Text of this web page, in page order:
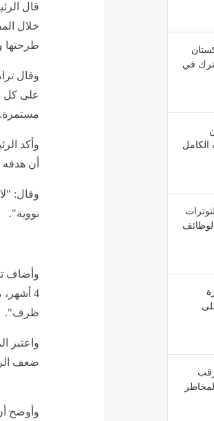
في
الكامل
قال
خلال
طرحتها
وقال
على كل
مستمرة.
وأكد
أن
وقال:
نووية".
وأضاف
4
ظرف".
ضعف
وأوضح